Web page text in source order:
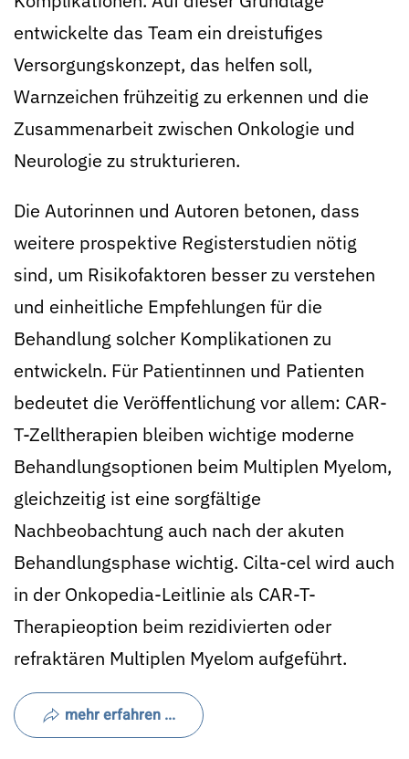
entwickelte das Team ein dreistufiges
Versorgungskonzept, das helfen soll,
Warnzeichen frühzeitig zu erkennen und die
Zusammenarbeit zwischen Onkologie und
Neurologie zu strukturieren.
Die Autorinnen und Autoren betonen, dass
weitere prospektive Registerstudien nötig
sind, um Risikofaktoren besser zu verstehen
und einheitliche Empfehlungen für die
Behandlung solcher Komplikationen zu
entwickeln. Für Patientinnen und Patienten
bedeutet die Veröffentlichung vor allem: CAR-
T-Zelltherapien bleiben wichtige moderne
Behandlungsoptionen beim Multiplen Myelom,
gleichzeitig ist eine sorgfältige
Nachbeobachtung auch nach der akuten
Behandlungsphase wichtig. Cilta-cel wird auch
in der Onkopedia-Leitlinie als CAR-T-
Therapieoption beim rezidivierten oder
refraktären Multiplen Myelom aufgeführt.
mehr erfahren ...